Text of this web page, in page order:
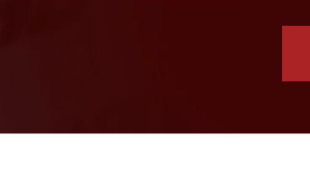
Rebar plooimachine MB 42 EVO